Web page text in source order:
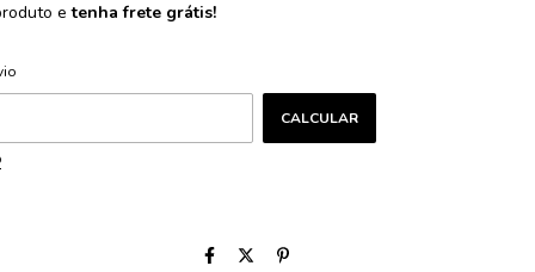
etenha frete grátis!
CALCULAR